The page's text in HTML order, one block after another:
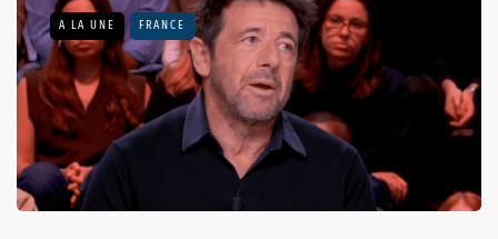
A LA UNE FRANCE